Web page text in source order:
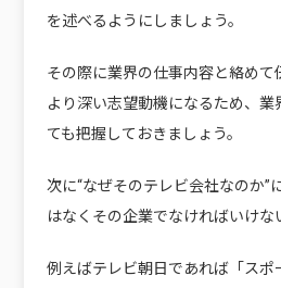
を述べるようにしましょう。
その際に業界の仕事内容と絡めて
より深い志望動機になるため、業
ても把握しておきましょう。
次に“なぜそのテレビ会社なのか”
はなくその企業でなければいけな
例えばテレビ朝日であれば「スポ